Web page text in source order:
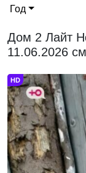
Год
Дом 2 Лайт
11.06.2026
HD